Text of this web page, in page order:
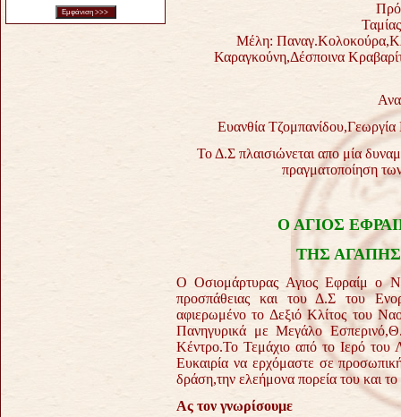
Μέλη:
Καραγκούνη,Δέσποινα
Ευανθία
Το Δ.Σ πλαισιώνεται απο μία
πραγματοποίηση
Ο ΑΓΙΟΣ
ΤΗΣ
Ο Οσιομάρτυρας Αγιος Εφραίμ ο
προσπάθειας και του Δ.Σ του
αφιερωμένο το Δεξιό Κλίτος του
Πανηγυρικά με Μεγάλο
Κέντρο.Το Τεμάχιο από το Ιερό του
Ευκαιρία να ερχόμαστε σε
δράση,την ελεήμονα πορεία του και
Ας τον γνωρίσουμε